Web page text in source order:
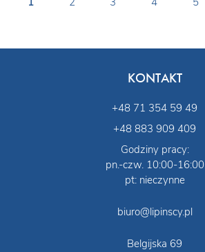
KONTAKT
+48 71 354 59 49
+48 883 909 409
Godziny pracy:
pn.-czw. 10:00-16:00
pt: nieczynne
biuro@lipinscy.pl
Belgijska 69